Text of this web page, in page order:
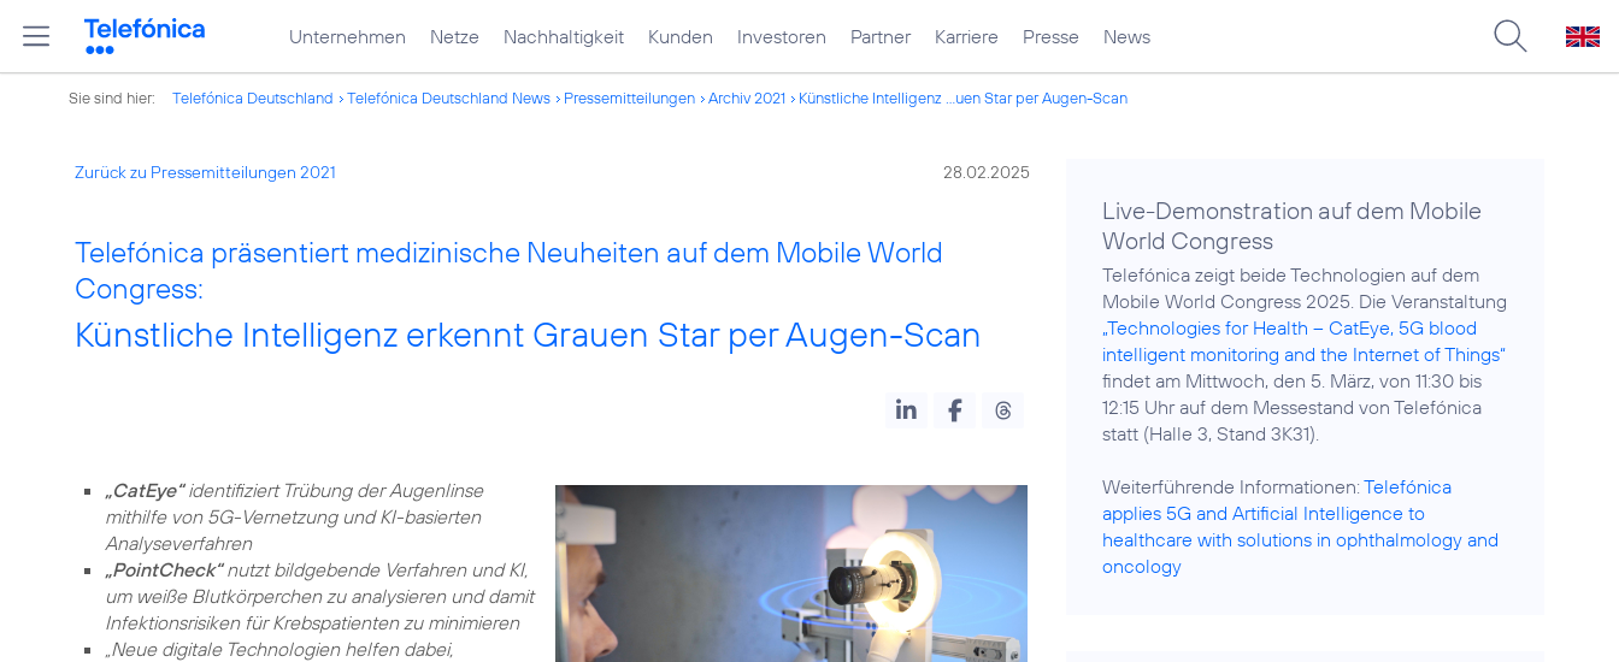
Unternehmen Netze Nachhaltigkeit Kunden Investoren Partner Karriere Presse News
Sie sind hier: Telefónica Deutschland Telefónica Deutschland News Pressemitteilungen Archiv 2021 Künstliche Intelligenz ...uen Star per Augen-Scan
Zurück zu Pressemitteilungen 2021 28.02.2025
Telefónica präsentiert medizinische Neuheiten auf dem Mobile World
Congress:
Künstliche Intelligenz erkennt Grauen Star per Augen-Scan
„CatEye“identifiziert Trübung der Augenlinse
mithilfe von 5G-Vernetzung und KI-basierten
Analyseverfahren
„PointCheck“nutzt bildgebende Verfahren und KI,
um weiße Blutkörperchen zu analysieren und damit
Infektionsrisiken für Krebspatienten zu minimieren
„Neue digitale Technologien helfen dabei,
Live-Demonstration auf dem Mobile
World Congress
Telefónica zeigt beide Technologien auf dem
Mobile World Congress 2025. Die Veranstaltung
„Technologies for Health – CatEye, 5G blood
intelligent monitoring and the Internet of Things“
findet am Mittwoch, den 5. März, von 11:30 bis
12:15 Uhr auf dem Messestand von Telefónica
statt (Halle 3, Stand 3K31).
Weiterführende Informationen:Telefónica
applies 5G and Artificial Intelligence to
healthcare with solutions in ophthalmology and
oncology